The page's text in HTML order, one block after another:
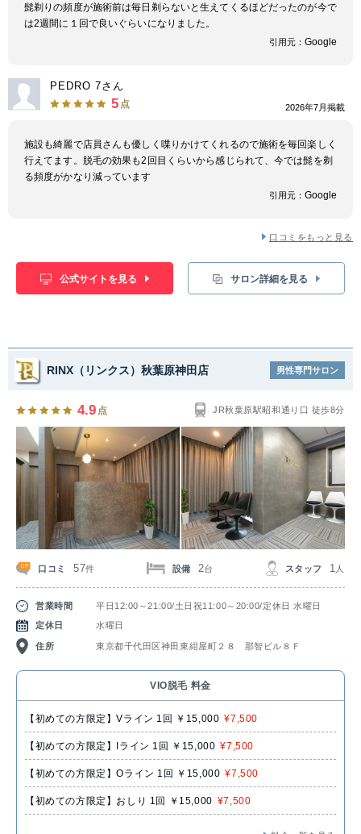
髭剃りの頻度が施術前は毎日剃らないと生えてくるほどだったのが今で
は2週間に１回で良いぐらいになりました。
引用元： Google
PEDRO 7さん
5 点 2026年7月掲載
施設も綺麗で店員さんも優しく喋りかけてくれるので施術を毎回楽しく
行えてます。脱毛の効果も2回目くらいから感じられて、今では髭を剃
る頻度がかなり減っています
引用元： Google
口コミをもっと見る
公式サイトを見る サロン詳細を見る
RINX（リンクス）秋葉原神田店 男性専門サロン
4.9 点 JR秋葉原駅昭和通り口 徒歩8分
口コミ 57件 設備 2台 スタッフ 1 人
営業時間
平日12:00～21:00/土日祝11:00～20:00/定休日 水曜日
定休日
水曜日
住所 東京都千代田区神田東紺屋町２８ 那智ビル８Ｆ
VIO脱毛 料金
【初めての方限定】Vライン 1回 ￥15,000 ¥7,500
【初めての方限定】Iライン 1回 ￥15,000 ¥7,500
【初めての方限定】Oライン 1回 ￥15,000 ¥7,500
【初めての方限定】おしり 1回 ￥15,000 ¥7,500